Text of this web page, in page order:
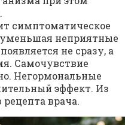
симптоматическое
уменьшая неприятные
не сразу, а
Самочувствие
Негормональные
эффект. Из
рецепта врача.